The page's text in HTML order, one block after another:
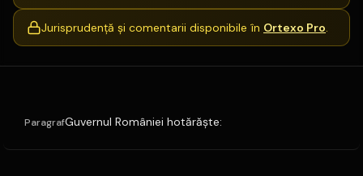
Jurisprudență și comentarii disponibile în Ortexo Pro.
ParagrafGuvernul României hotărăşte: